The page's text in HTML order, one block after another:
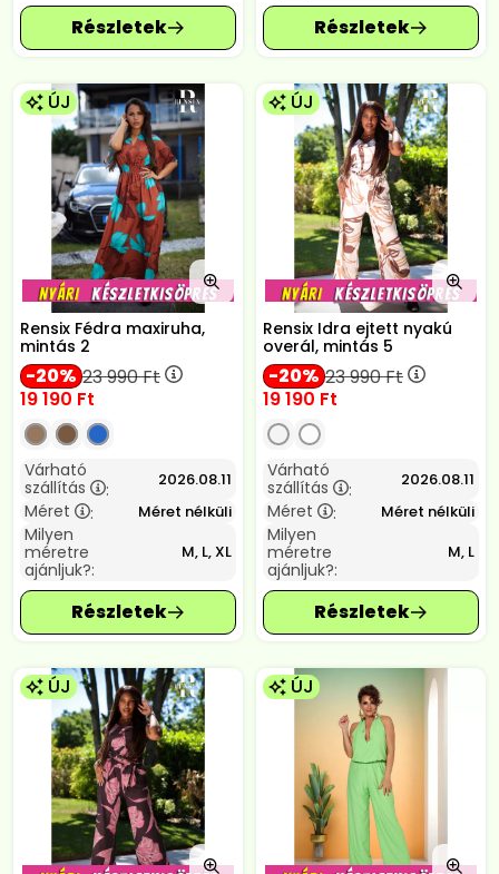
ÚJ
Rensix Fédra maxiruha,
mintás 2
20 23 990Ft
19 190 Ft
Várható
szállítás
: 2026.08.11
Méret : Méret nélküli
Milyen
méretre
ajánljuk?:
M, L, XL
ÚJ
Rensix Idra ejtett nyakú
overál, mintás 5
20 23 990Ft
19 190 Ft
Várható
szállítás
: 2026.08.11
Méret : Méret nélküli
Milyen
méretre
ajánljuk?:
M, L
ÚJ ÚJ